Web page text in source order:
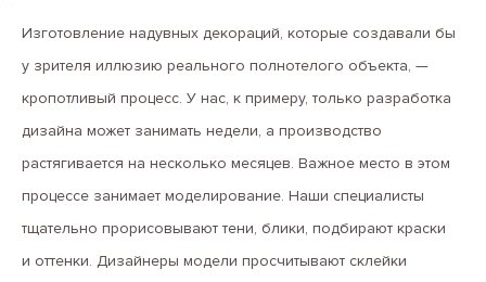
Изготовление надувных декораций, которые создавали бы
у зрителя иллюзию реального полнотелого объекта, —
кропотливый процесс. У нас, к примеру, только разработка
дизайна может занимать недели, а производство
растягивается на несколько месяцев. Важное место в этом
процессе занимает моделирование. Наши специалисты
тщательно прорисовывают тени, блики, подбирают краски
и оттенки. Дизайнеры модели просчитывают склейки